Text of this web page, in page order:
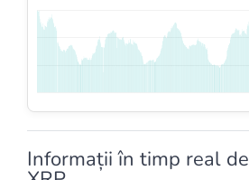
Informații în timp real